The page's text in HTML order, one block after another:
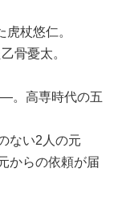
杖悠仁。
骨憂太。
。高専時代の五
ない2人の元
からの依頼が届